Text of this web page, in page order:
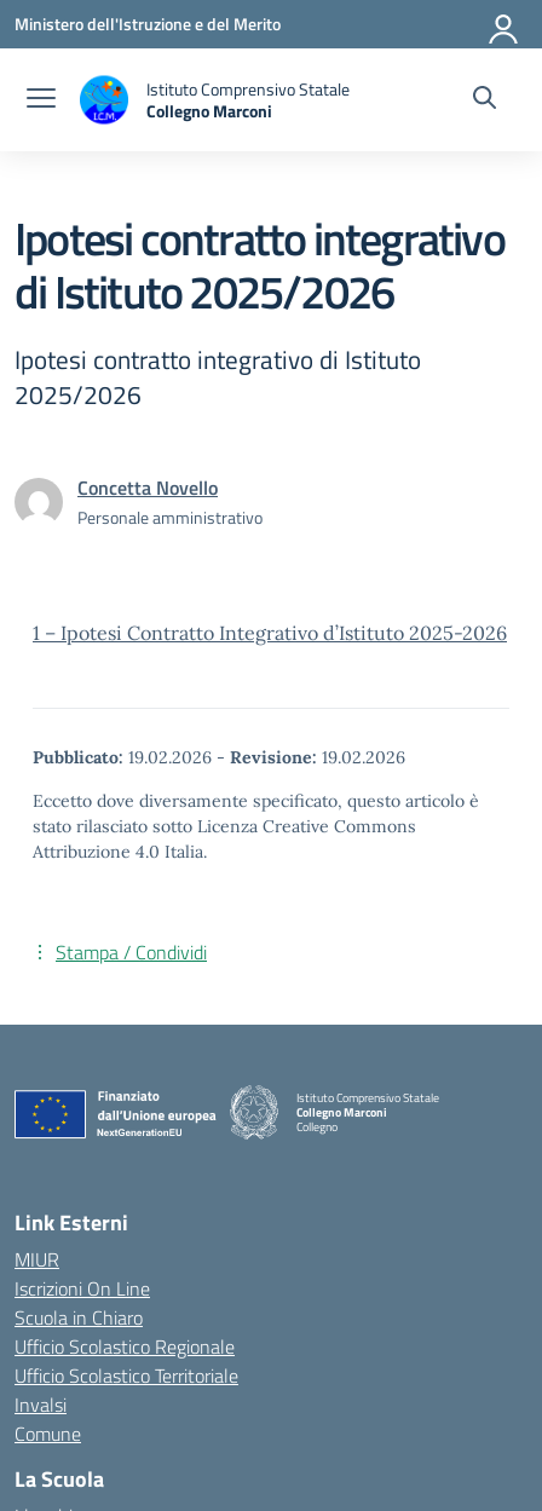
Vai ai contenuti
Vai al menu di navigazione
Vai al footer
Ministero dell'Istruzione e del Merito
Istituto Comprensivo Statale
Collegno Marconi
Ipotesi contratto integrativo
di Istituto 2025/2026
Ipotesi contratto integrativo di Istituto
2025/2026
Concetta Novello
Personale amministrativo
1 – Ipotesi Contratto Integrativo d’Istituto 2025-2026
Pubblicato: 19.02.2026 - Revisione: 19.02.2026
Eccetto dove diversamente specificato, questo articolo è
stato rilasciato sotto Licenza Creative Commons
Attribuzione 4.0 Italia.
Stampa / Condividi
Istituto Comprensivo Statale
Collegno Marconi
Collegno
Link Esterni
MIUR
Iscrizioni On Line
Scuola in Chiaro
Ufficio Scolastico Regionale
Ufficio Scolastico Territoriale
Invalsi
Comune
La Scuola